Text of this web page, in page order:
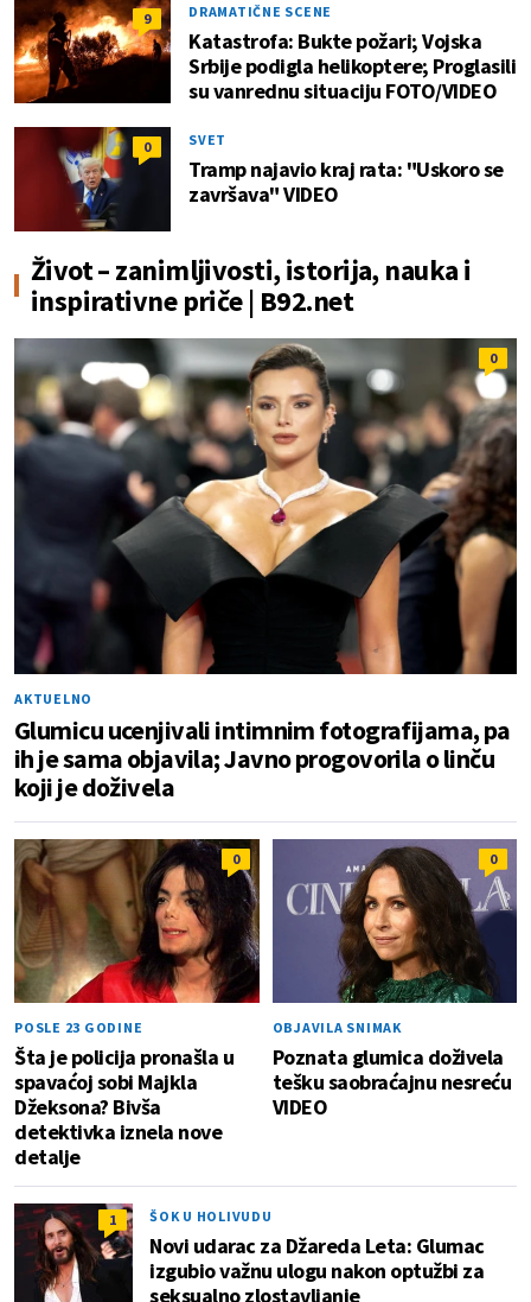
9 DRAMATIČNE SCENE
Katastrofa: Bukte požari; Vojska
Srbije podigla helikoptere; Proglasili
su vanrednu situaciju FOTO/VIDEO
0 SVET
Tramp najavio kraj rata: "Uskoro se
završava" VIDEO
Život – zanimljivosti, istorija, nauka i
inspirativne priče | B92.net
0
AKTUELNO
Glumicu ucenjivali intimnim fotografijama, pa
ih je sama objavila; Javno progovorila o linču
koji je doživela
0
POSLE 23 GODINE
Šta je policija pronašla u
spavaćoj sobi Majkla
Džeksona? Bivša
detektivka iznela nove
detalje
0
OBJAVILA SNIMAK
Poznata glumica doživela
tešku saobraćajnu nesreću
VIDEO
1 ŠOK U HOLIVUDU
Novi udarac za Džareda Leta: Glumac
izgubio važnu ulogu nakon optužbi za
seksualno zlostavljanje